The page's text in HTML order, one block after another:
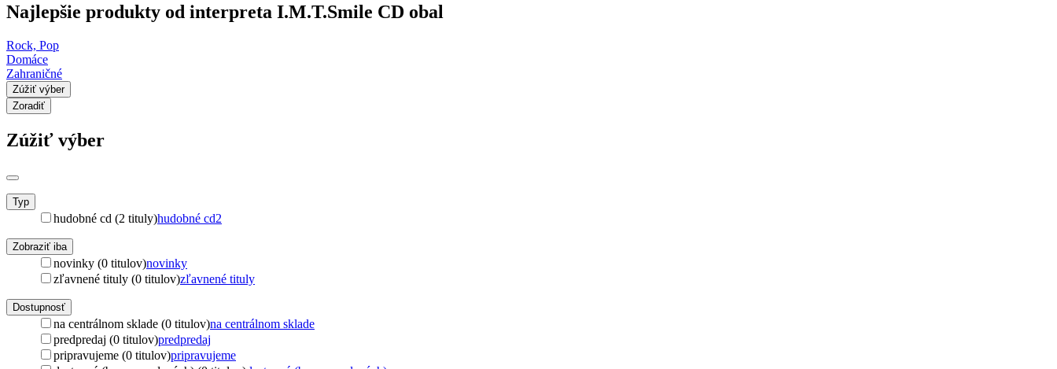
Najlepšie produkty od interpreta I.M.T.Smile CD obal
Rock, Pop
Domáce
Zahraničné
Zúžiť výber
Zoradiť
Zúžiť výber
Typ
hudobné cd (2 tituly)hudobné cd2
Zobraziť iba
novinky (0 titulov)novinky
zľavnené tituly (0 titulov)zľavnené tituly
Dostupnosť
na centrálnom sklade (0 titulov)na centrálnom sklade
predpredaj (0 titulov)predpredaj
pripravujeme (0 titulov)pripravujeme